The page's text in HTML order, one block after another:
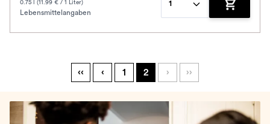
0.75 l (11.99 € / 1 Liter)
Lebensmittelangaben
1
Zum
‹‹ ‹ 1 2 › ››